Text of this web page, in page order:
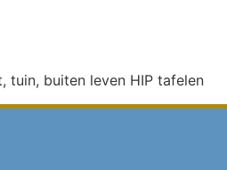
tuin, buiten leven HIP tafelen